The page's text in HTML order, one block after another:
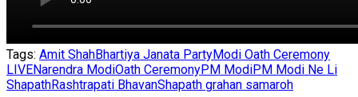
Tags: Amit ShahBhartiya Janata PartyModi Oath Ceremony
LIVENarendra ModiOath CeremonyPM ModiPM Modi Ne Li
ShapathRashtrapati BhavanShapath grahan samaroh